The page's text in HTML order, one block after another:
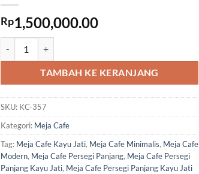
Rp1,500,000.00
TAMBAH KE KERANJANG
SKU: KC-357
Kategori: Meja Cafe
Tag: Meja Cafe Kayu Jati, Meja Cafe Minimalis, Meja Cafe
Modern, Meja Cafe Persegi Panjang, Meja Cafe Persegi
Panjang Kayu Jati, Meja Cafe Persegi Panjang Kayu Jati